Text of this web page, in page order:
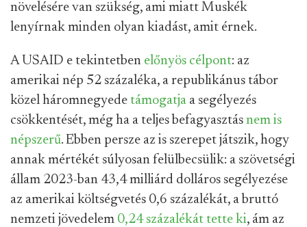
növelésére van szükség, ami miatt Muskék
lenyírnak minden olyan kiadást, amit érnek.
A USAID e tekintetben előnyös célpont: az
amerikai nép 52 százaléka, a republikánus tábor
közel háromnegyede támogatja a segélyezés
csökkentését, még ha a teljes befagyasztás nem is
népszerű. Ebben persze az is szerepet játszik, hogy
annak mértékét súlyosan felülbecsülik: a szövetségi
állam 2023-ban 43,4 milliárd dolláros segélyezése
az amerikai költségvetés 0,6 százalékát, a bruttó
nemzeti jövedelem 0,24 százalékát tette ki, ám az